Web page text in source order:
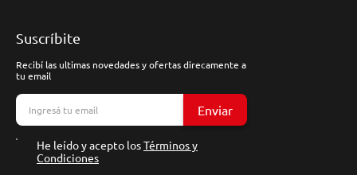
Suscríbite
Recibí las ultimas novedades y ofertas direcamente a
tu email
Enviar
He leído y acepto losTérminos y
Condiciones